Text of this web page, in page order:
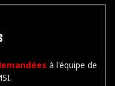
à l'équipe de